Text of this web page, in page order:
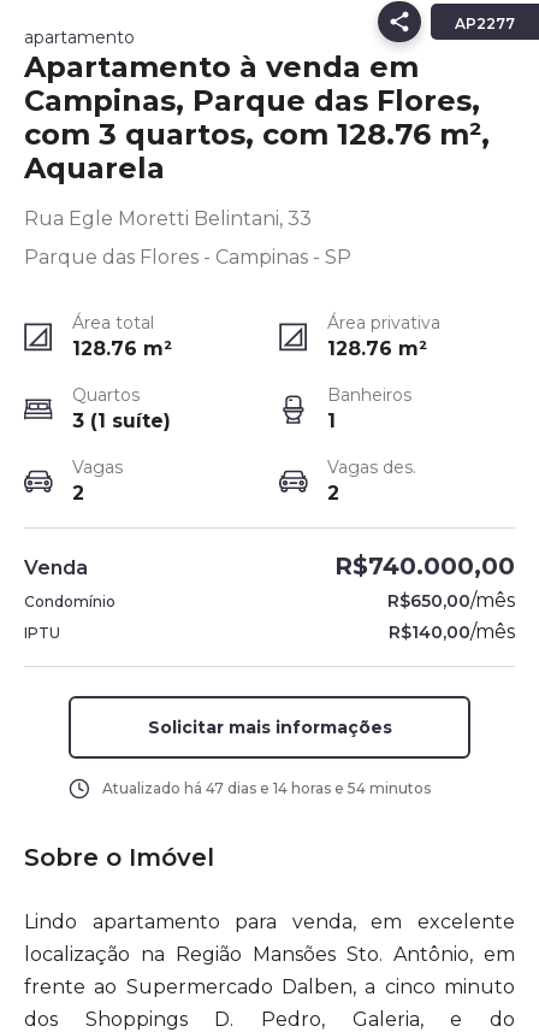
AP2277
apartamento
Apartamento à venda em
Campinas, Parque das Flores,
com 3 quartos, com 128.76 m²,
Aquarela
Rua Egle Moretti Belintani, 33
Parque das Flores - Campinas - SP
Área total
128.76 m²
Área privativa
128.76 m²
Quartos
3 (1 suíte)
Banheiros
1
Vagas
2
Vagas des.
2
Venda R$740.000,00
Condomínio R$650,00/mês
IPTU R$140,00/mês
Solicitar mais informações
Atualizado há 47 dias e 14 horas e 54 minutos
Sobre o Imóvel
Lindo apartamento para venda, em excelente
localização na Região Mansões Sto. Antônio, em
frente ao Supermercado Dalben, a cinco minuto
dos Shoppings D. Pedro, Galeria, e do